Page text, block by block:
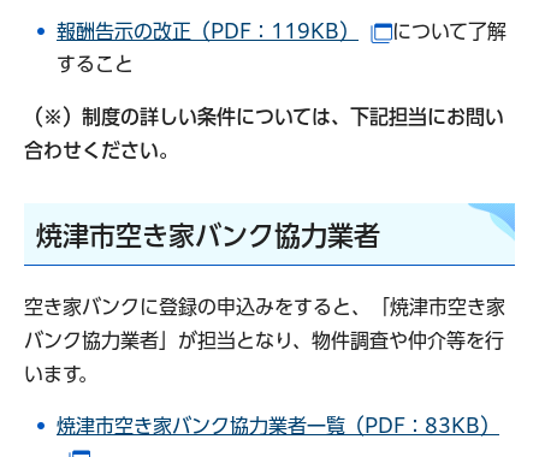
報酬告示の改正（PDF：119KB） （別ウインドウ
について了解
すること
（※）制度の詳しい条件については、下記担当にお問い
合わせください。
焼津市空き家バンク協力業者
空き家バンクに登録の申込みをすると、「焼津市空き家
バンク協力業者」が担当となり、物件調査や仲介等を行
います。
焼津市空き家バンク協力業者一覧（PDF：83KB）